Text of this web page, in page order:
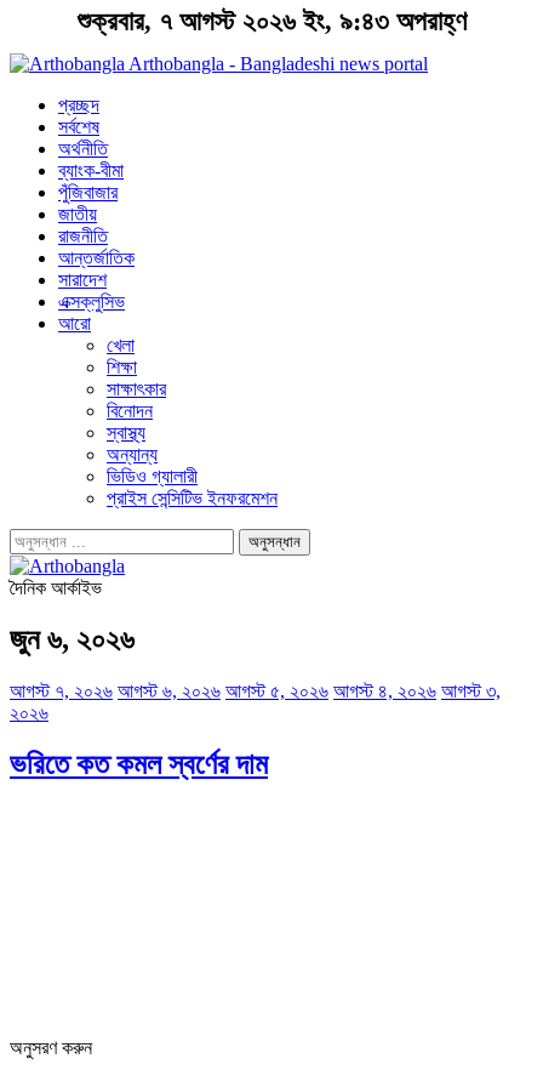
শুক্রবার, ৭ আগস্ট ২০২৬ ইং, ৯:৪৩ অপরাহ্ণ
Arthobangla - Bangladeshi news portal
প্রচ্ছদ
সর্বশেষ
অর্থনীতি
ব্যাংক-বীমা
পুঁজিবাজার
জাতীয়
রাজনীতি
আন্তর্জাতিক
সারাদেশ
এক্সক্লুসিভ
আরো
খেলা
শিক্ষা
সাক্ষাৎকার
বিনোদন
স্বাস্থ্য
অন্যান্য
ভিডিও গ্যালারী
প্রাইস সেন্সিটিভ ইনফরমেশন
দৈনিক আর্কাইভ
জুন ৬, ২০২৬
আগস্ট ৭, ২০২৬ আগস্ট ৬, ২০২৬ আগস্ট ৫, ২০২৬ আগস্ট ৪, ২০২৬ আগস্ট ৩,
২০২৬
ভরিতে কত কমল স্বর্ণের দাম
অনুসরণ করুন